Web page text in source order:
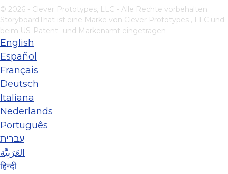
© 2026 - Clever Prototypes, LLC - Alle Rechte vorbehalten.
StoryboardThat ist eine Marke von Clever Prototypes , LLC und
beim US-Patent- und Markenamt eingetragen
English
Español
Français
Deutsch
Italiana
Nederlands
Português
עברית
العَرَبِيَّة
हिन्दी